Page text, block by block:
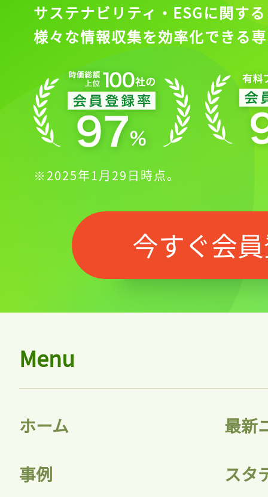
サステナビリティ・ESGに関する
様々な情報収集を効率化できる
※2025年1月29日時点。
今すぐ会
Menu
ホーム 最新
事例 スタ